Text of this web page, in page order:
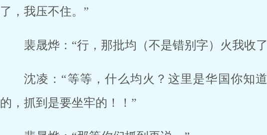
了，我压不住。”
裴晟烨：“行，那批均（不是错别字）火我收
沈凌：“等等，什么均火？这里是华国你知
的，抓到是要坐牢的！！”